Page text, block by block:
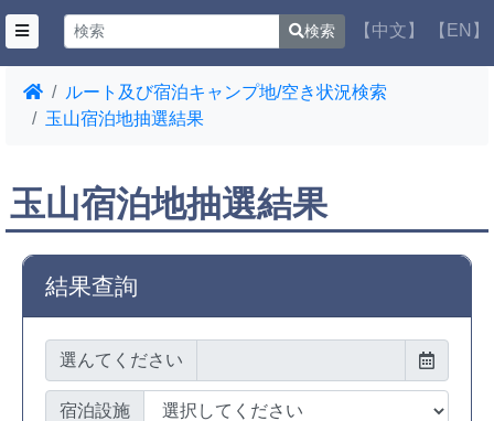
検索 【中文】 【EN】
ルート及び宿泊キャンプ地/空き状況検索
玉山宿泊地抽選結果
玉山宿泊地抽選結果
結果查詢
選んてください
宿泊設施